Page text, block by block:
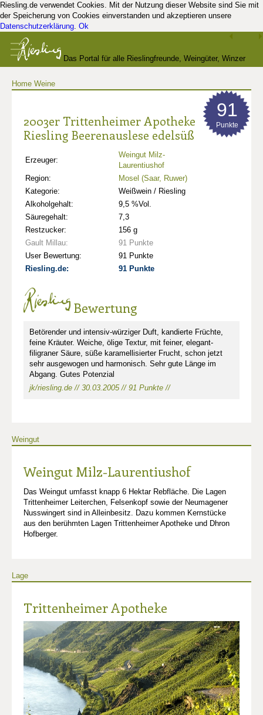
Riesling.de verwendet Cookies. Mit der Nutzung dieser Website sind Sie mit
der Speicherung von Cookies einverstanden und akzeptieren unsere
Datenschutzerklärung. Ok
Das Portal für alle Rieslingfreunde, Weingüter, Winzer
Home Weine
2003er Trittenheimer Apotheke
Riesling Beerenauslese edelsüß
Erzeuger:
Weingut Milz-
Laurentiushof
Region:
Mosel (Saar, Ruwer)
Kategorie:
Weißwein / Riesling
Alkoholgehalt:
9,5 %Vol.
Säuregehalt:
7,3
Restzucker:
156 g
Gault Millau:
91 Punkte
User Bewertung:
91 Punkte
Riesling.de:
91 Punkte
91
Punkte
Bewertung
Betörender und intensiv-würziger Duft, kandierte Früchte,
feine Kräuter. Weiche, ölige Textur, mit feiner, elegant-
filigraner Säure, süße karamellisierter Frucht, schon jetzt
sehr ausgewogen und harmonisch. Sehr gute Länge im
Abgang. Gutes Potenzial
jk/riesling.de // 30.03.2005 // 91 Punkte //
Weingut
Weingut Milz-Laurentiushof
Das Weingut umfasst knapp 6 Hektar Rebfläche. Die Lagen
Trittenheimer Leiterchen, Felsenkopf sowie der Neumagener
Nusswingert sind in Alleinbesitz. Dazu kommen Kernstücke
aus den berühmten Lagen Trittenheimer Apotheke und Dhron
Hofberger.
Lage
Trittenheimer Apotheke